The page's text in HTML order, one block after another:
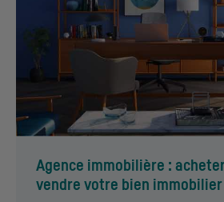
Agence immobilière :
vendre votre bien immobilier